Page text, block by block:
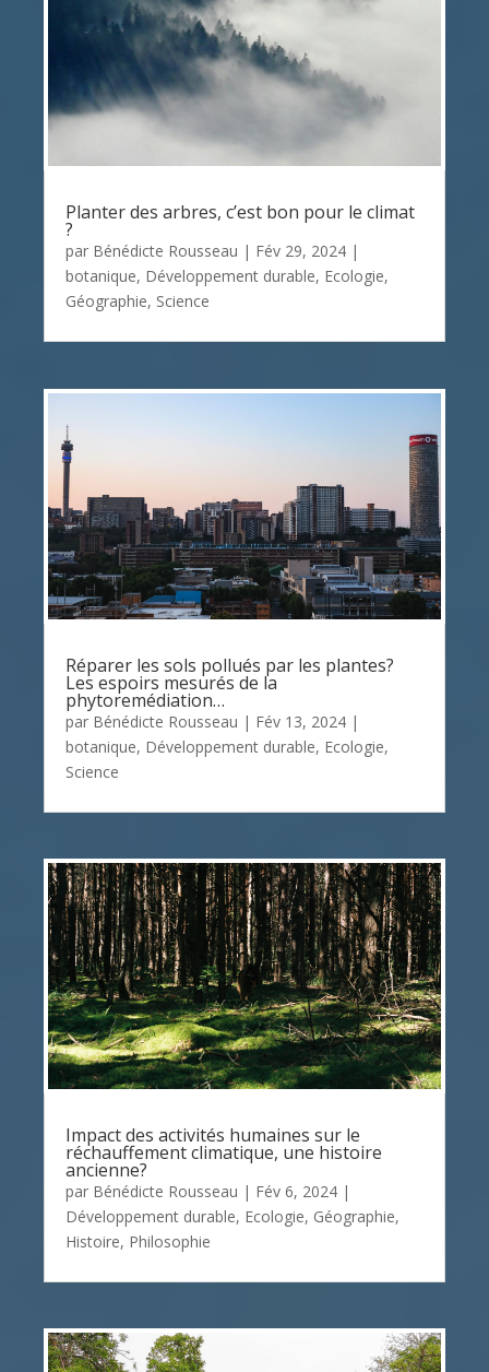
Planter des arbres, c’est bon pour le climat
?
par Bénédicte Rousseau | Fév 29, 2024 |
botanique, Développement durable, Ecologie,
Géographie, Science
Réparer les sols pollués par les plantes?
Les espoirs mesurés de la
phytoremédiation…
par Bénédicte Rousseau | Fév 13, 2024 |
botanique, Développement durable, Ecologie,
Science
Impact des activités humaines sur le
réchauffement climatique, une histoire
ancienne?
par Bénédicte Rousseau | Fév 6, 2024 |
Développement durable, Ecologie, Géographie,
Histoire, Philosophie